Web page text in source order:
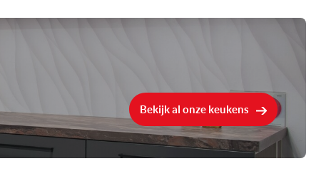
7,4 kW (excl. Perilex stekker)
0
Bekijk al onze keukens